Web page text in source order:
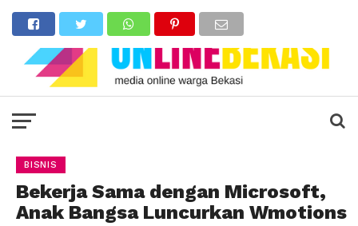
BISNIS
Bekerja Sama dengan Microsoft,
Anak Bangsa Luncurkan Wmotions